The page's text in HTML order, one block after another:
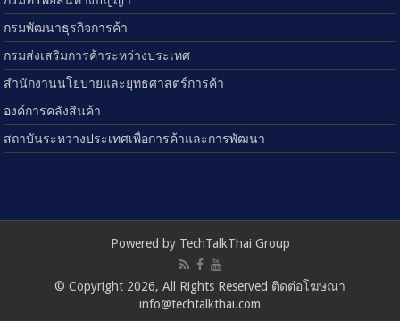
กรมพัฒนาธุรกิจการค้า
กรมส่งเสริมการค้าระหว่างประเทศ
สำนักงานนโยบายและยุทธศาสตร์การค้า
องค์การคลังสินค้า
สถาบันระหว่างประเทศเพื่อการค้าและการพัฒนา
Powered by TechTalkThai Group
© Copyright 2026, All Rights Reserved ติดต่อโฆษณา
info@techtalkthai.com